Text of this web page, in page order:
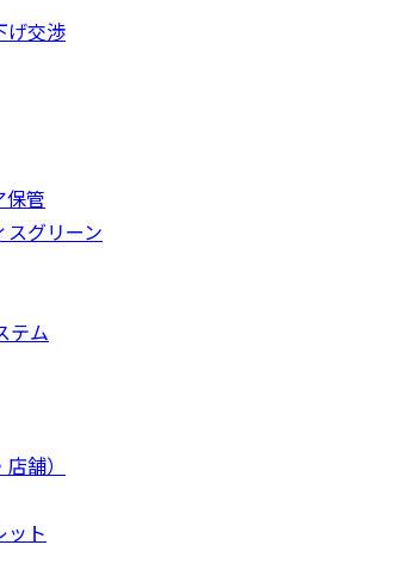
げ交渉
保管
スグリーン
テム
舗）
ット